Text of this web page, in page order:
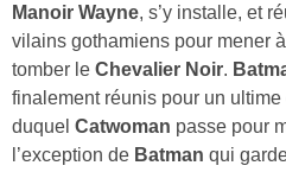
Manoir Wayne, s’y installe, et
vilains gothamiens pour mener
tomber le Chevalier Noir.
finalement réunis pour un
duquel Catwoman passe pour
l’exception de Batman qui